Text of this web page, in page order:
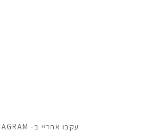
עקבו אחריי ב- INSTAGRAM